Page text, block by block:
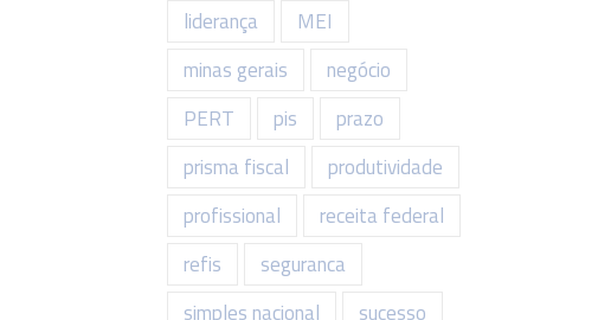
liderança
MEI
minas gerais
negócio
PERT
pis
prazo
prisma fiscal
produtividade
profissional
receita federal
refis
seguranca
simples nacional
sucesso